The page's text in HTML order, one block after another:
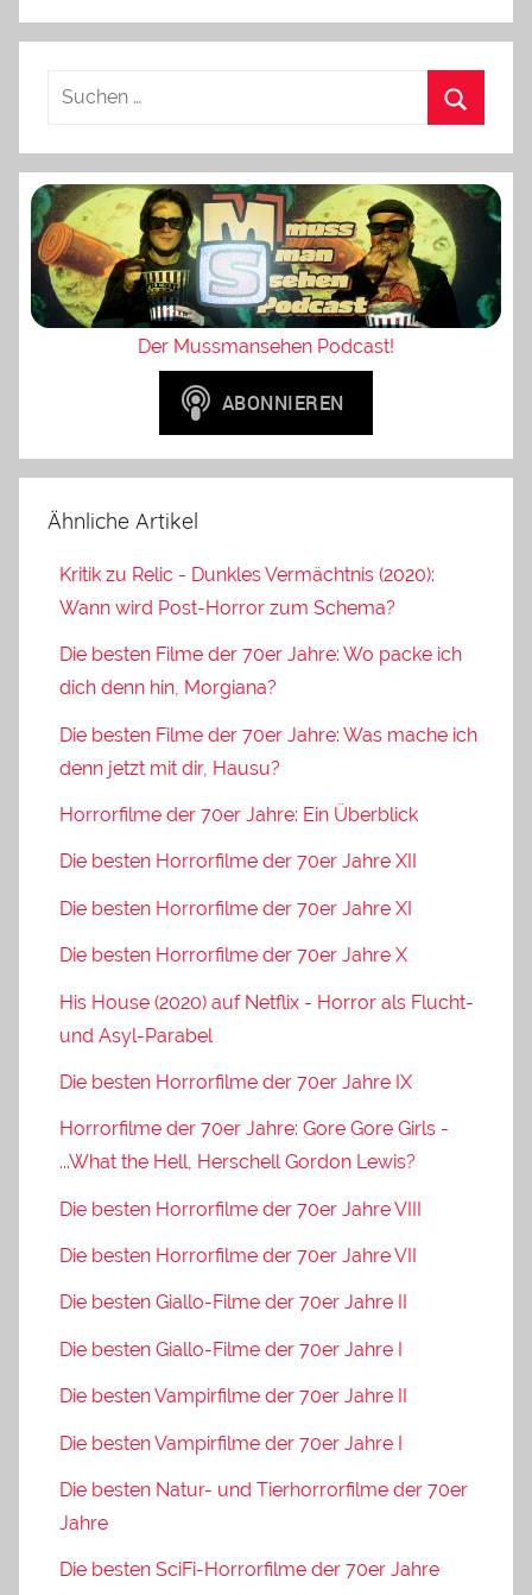
Der Mussmansehen Podcast!
Ähnliche Artikel
Kritik zu Relic - Dunkles Vermächtnis (2020):
Wann wird Post-Horror zum Schema?
Die besten Filme der 70er Jahre: Wo packe ich
dich denn hin, Morgiana?
Die besten Filme der 70er Jahre: Was mache ich
denn jetzt mit dir, Hausu?
Horrorfilme der 70er Jahre: Ein Überblick
Die besten Horrorfilme der 70er Jahre XII
Die besten Horrorfilme der 70er Jahre XI
Die besten Horrorfilme der 70er Jahre X
His House (2020) auf Netflix - Horror als Flucht-
und Asyl-Parabel
Die besten Horrorfilme der 70er Jahre IX
Horrorfilme der 70er Jahre: Gore Gore Girls -
...What the Hell, Herschell Gordon Lewis?
Die besten Horrorfilme der 70er Jahre VIII
Die besten Horrorfilme der 70er Jahre VII
Die besten Giallo-Filme der 70er Jahre II
Die besten Giallo-Filme der 70er Jahre I
Die besten Vampirfilme der 70er Jahre II
Die besten Vampirfilme der 70er Jahre I
Die besten Natur- und Tierhorrorfilme der 70er
Jahre
Die besten SciFi-Horrorfilme der 70er Jahre